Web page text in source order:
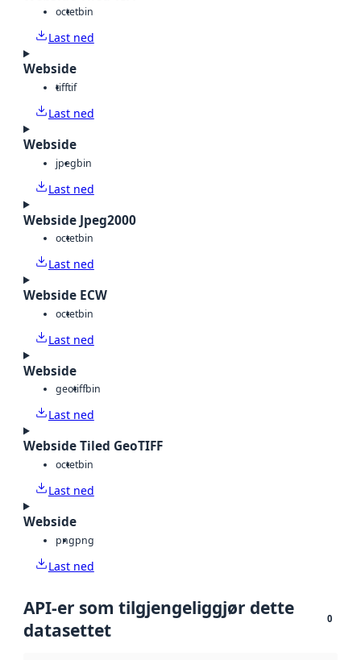
octetbin
Last ned
Webside
tifftif
Last ned
Webside
jpegbin
Last ned
Webside Jpeg2000
octetbin
Last ned
Webside ECW
octetbin
Last ned
Webside
geotiffbin
Last ned
Webside Tiled GeoTIFF
octetbin
Last ned
Webside
pngpng
Last ned
API-er som tilgjengeliggjør dette
datasettet
0